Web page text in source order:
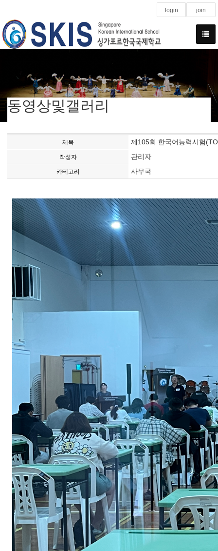
login join
동영상및갤러리
제목 제105회 한국어능력시험
작성자 관리자
카테고리 사무국